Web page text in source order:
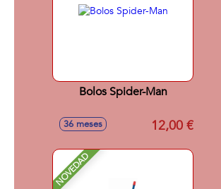
Bolos Spider-Man
36 meses 12,00 €
NOVEDAD